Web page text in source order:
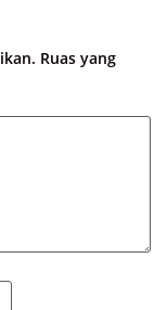
Ruas yang